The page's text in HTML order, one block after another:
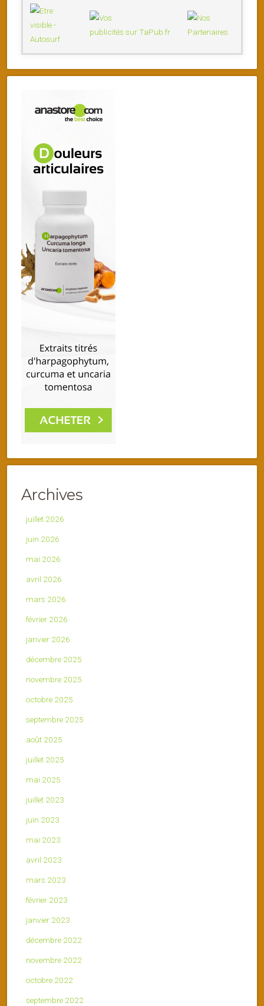
Archives
juillet 2026
juin 2026
mai 2026
avril 2026
mars 2026
février 2026
janvier 2026
décembre 2025
novembre 2025
octobre 2025
septembre 2025
août 2025
juillet 2025
mai 2025
juillet 2023
juin 2023
mai 2023
avril 2023
mars 2023
février 2023
janvier 2023
décembre 2022
novembre 2022
octobre 2022
septembre 2022